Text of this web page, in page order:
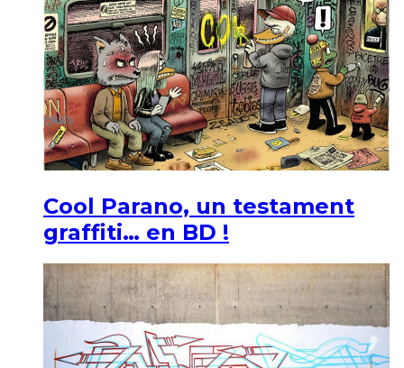
Cool Parano, un testament
graffiti… en BD !